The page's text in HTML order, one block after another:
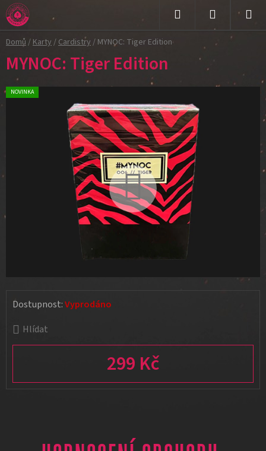
Přejít
na
NÁKUPNÍ
KOŠÍK
Domů/Karty/Cardistry/ MYNOC: Tiger Edition
Hlídat
299 Kč
Dostupnost:Vyprodáno
MYNOC: Tiger Edition
NOVINKA